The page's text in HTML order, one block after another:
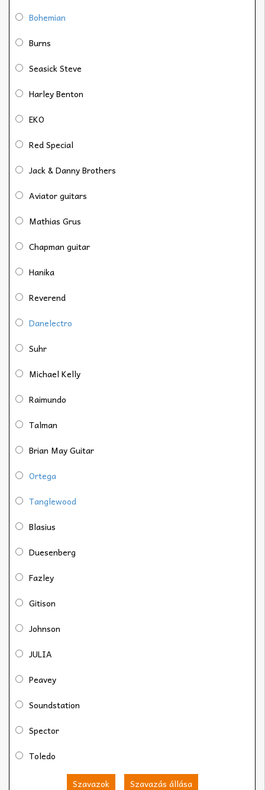
Bohemian
Burns
Seasick Steve
Harley Benton
EKO
Red Special
Jack & Danny Brothers
Aviator guitars
Mathias Grus
Chapman guitar
Hanika
Reverend
Danelectro
Suhr
Michael Kelly
Raimundo
Talman
Brian May Guitar
Ortega
Tanglewood
Blasius
Duesenberg
Fazley
Gitison
Johnson
JULIA
Peavey
Soundstation
Spector
Toledo
Szavazok Szavazás állása